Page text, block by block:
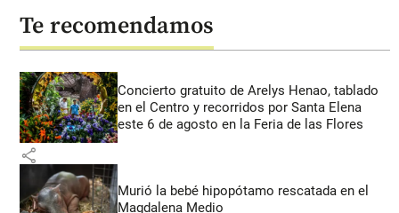
Te recomendamos
Concierto gratuito de Arelys Henao, tablado
en el Centro y recorridos por Santa Elena
este 6 de agosto en la Feria de las Flores
share
Murió la bebé hipopótamo rescatada en el
Magdalena Medio